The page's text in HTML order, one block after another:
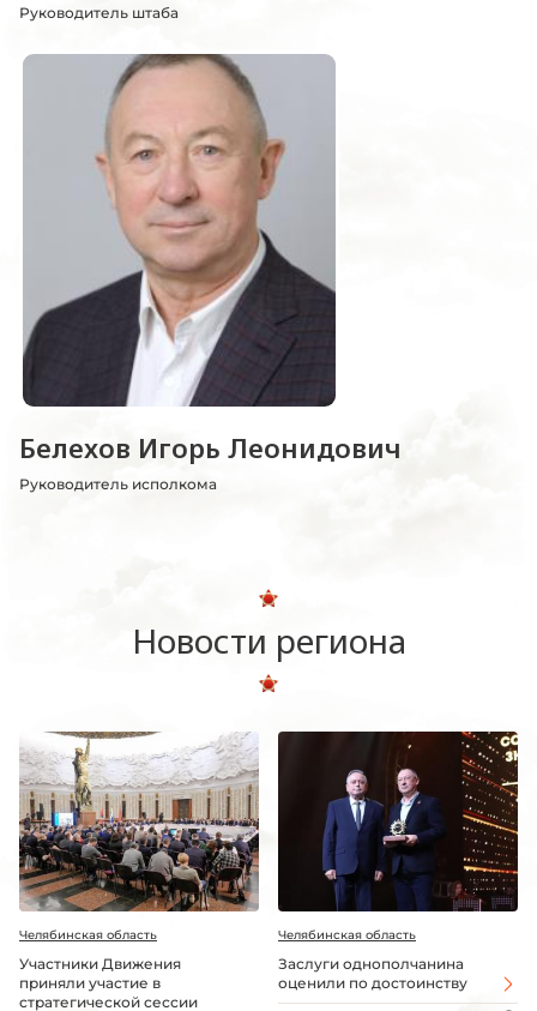
Руководитель штаба
Белехов Игорь Леонидович
Руководитель исполкома
Новости региона
Челябинская область
Участники Движения
приняли участие в
стратегической сессии
Челябинская область
Заслуги однополчанина
оценили по достоинству